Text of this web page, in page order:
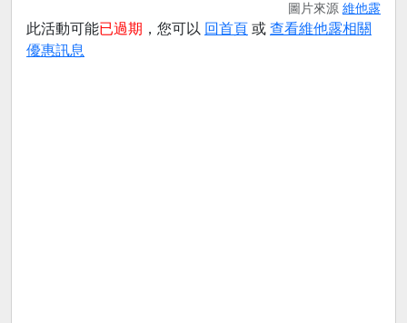
圖片來源 維他露
此活動可能已過期 ，您可以 回首頁 或 查看維他露相關
優惠訊息